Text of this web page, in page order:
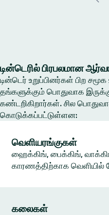
டின்டெரில் பிரபலமான
டின்டெர் உறுப்பினர்கள் பிற
தங்களுக்கும் பொதுவாக
கண்டறிகிறார்கள். சில
கொடுக்கப்பட்டுள்ளன:
வெளியரங்குகள்
ஹைக்கிங், பைக்கிங்,
காரணத்திற்காக வெளியில்
கலைகள்